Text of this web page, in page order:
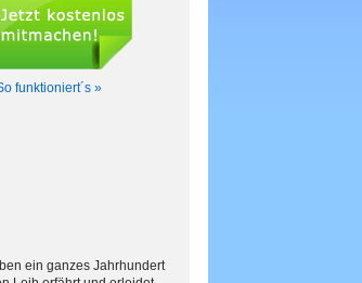
funktioniert´s »
ein ganzes Jahrhundert